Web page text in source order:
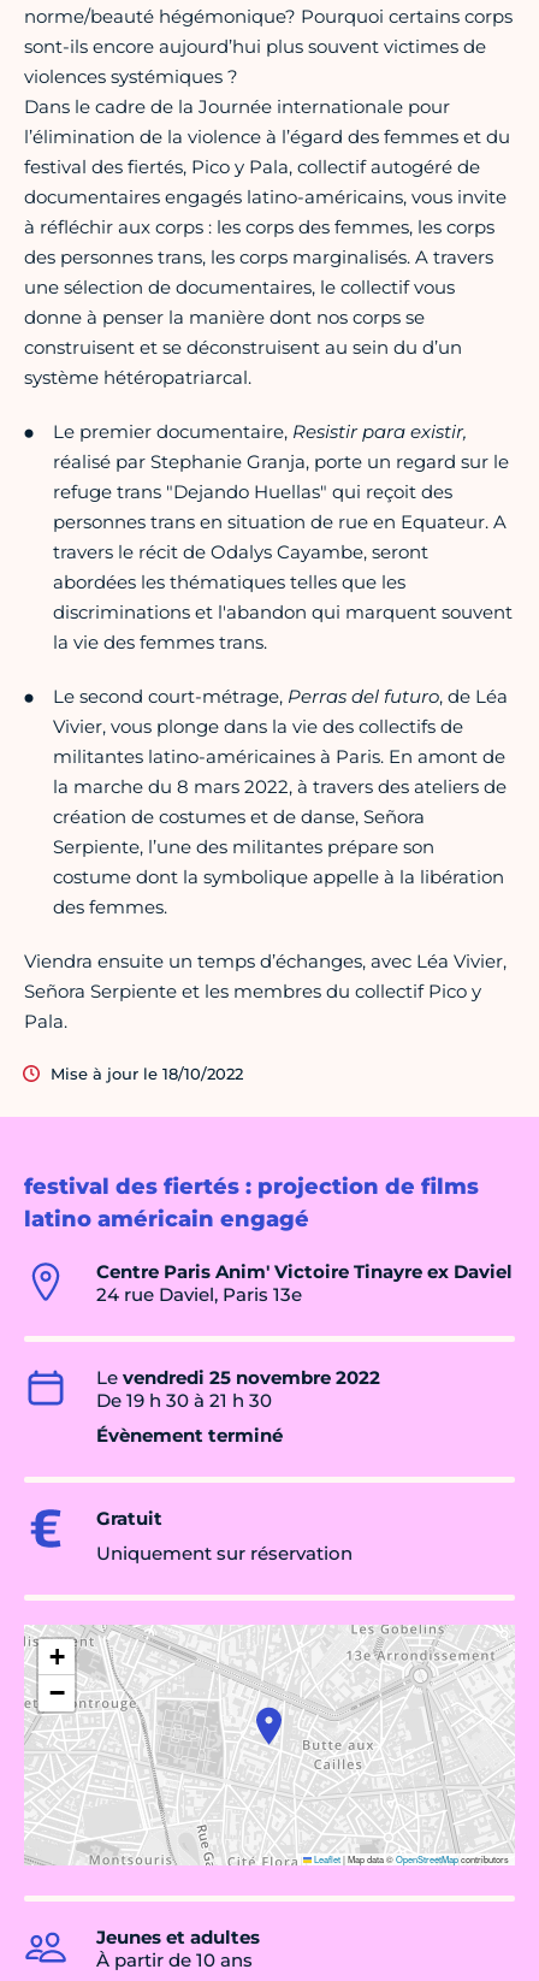
festival des fiertés : projection de films
latino américain engagé
Centre Paris Anim' Victoire Tinayre ex Daviel
24 rue Daviel, Paris 13e
Le vendredi 25 novembre 2022
De 19 h 30 à 21 h 30
Évènement terminé
Gratuit
Uniquement sur réservation
+
−
Leaflet|Map data ©OpenStreetMapcontributors
Jeunes et adultes
À partir de 10 ans
norme/beauté hégémonique? Pourquoi certains corps
sont-ils encore aujourd’hui plus souvent victimes de
violences systémiques ?
Dans le cadre de la Journée internationale pour
l’élimination de la violence à l’égard des femmes et du
festival des fiertés, Pico y Pala, collectif autogéré de
documentaires engagés latino-américains, vous invite
à réfléchir aux corps : les corps des femmes, les corps
des personnes trans, les corps marginalisés. A travers
une sélection de documentaires, le collectif vous
donne à penser la manière dont nos corps se
construisent et se déconstruisent au sein du d’un
système hétéropatriarcal.
Le premier documentaire, Resistir para existir,
réalisé par Stephanie Granja, porte un regard sur le
refuge trans "Dejando Huellas" qui reçoit des
personnes trans en situation de rue en Equateur. A
travers le récit de Odalys Cayambe, seront
abordées les thématiques telles que les
discriminations et l'abandon qui marquent souvent
la vie des femmes trans.
Le second court-métrage, Perras del futuro, de Léa
Vivier, vous plonge dans la vie des collectifs de
militantes latino-américaines à Paris. En amont de
la marche du 8 mars 2022, à travers des ateliers de
création de costumes et de danse, Señora
Serpiente, l’une des militantes prépare son
costume dont la symbolique appelle à la libération
des femmes.
Viendra ensuite un temps d’échanges, avec Léa Vivier,
Señora Serpiente et les membres du collectif Pico y
Pala.
Mise à jour le 18/10/2022